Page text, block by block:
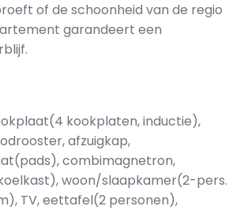
of de schoonheid van de regio
garandeert een
kookplaten, inductie),
afzuigkap,
combimagnetron,
woon/slaapkamer(2-pers.
TV, eettafel(2 personen),